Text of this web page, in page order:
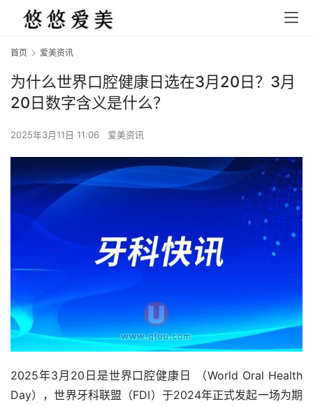
首页 爱美资讯
为什么世界口腔健康日选在3月20日？3月
20日数字含义是什么？
2025年3月11日 11:06 爱美资讯
2025年3月20日是世界口腔健康日 （World Oral Health
Day），世界牙科联盟（FDI）于2024年正式发起一场为期